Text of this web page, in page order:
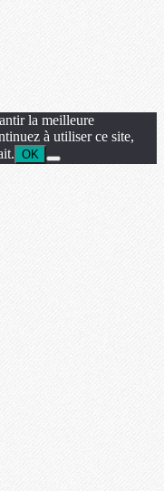
la meilleure
à utiliser ce site,
OK